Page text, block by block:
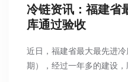
冷链资讯：福建省
库通过验收
近日，福建省最大最先进
期），经过一年多的建设，